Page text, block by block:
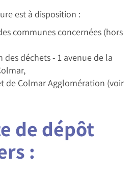
est à disposition :
communes concernées (hors
des déchets - 1 avenue de la
de Colmar Agglomération (voir
de dépôt
: